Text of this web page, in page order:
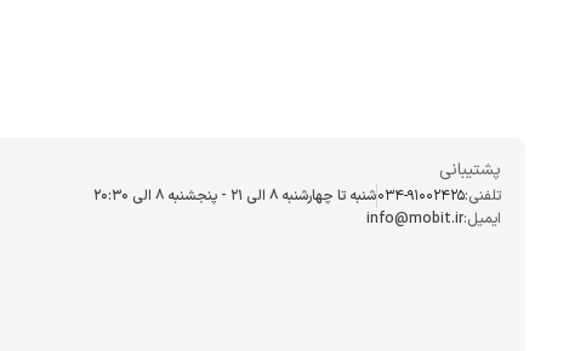
پشتیبانی
تلفنی:034-91002425شنبه تا چهارشنبه ۸ الی ۲۱ - پنجشنبه 8 الی ۲۰:۳۰
ایمیل:info@mobit.ir